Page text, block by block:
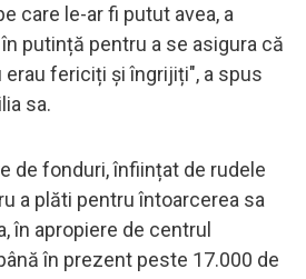
care le-ar fi putut avea, a
putință pentru a se asigura că
fericiți și îngrijiți", a spus
sa.
de fonduri, înființat de rudele
a plăti pentru întoarcerea sa
în apropiere de centrul
în prezent peste 17.000 de